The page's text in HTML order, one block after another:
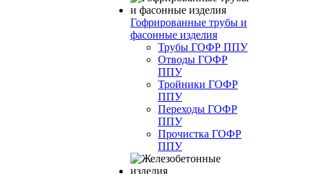
Гофрированные трубы и
фасонные изделия
Трубы ГОФР ППУ
Отводы ГОФР
ППУ
Тройники ГОФР
ППУ
Переходы ГОФР
ППУ
Прочистка ГОФР
ППУ